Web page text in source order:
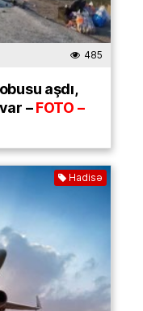
485
aşdı,
–FOTO –
Hadisə